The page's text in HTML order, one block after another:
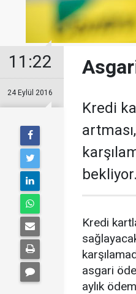
11:22
24 Eylül 2016
Kredi
bekliyor.
Kredi
asgari
aylık